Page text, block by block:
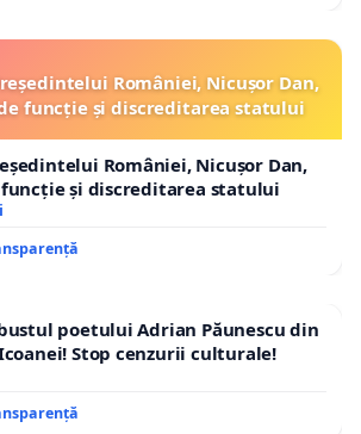
României, Nicușor Dan,
funcție și discreditarea statului
României, Nicușor Dan,
și discreditarea statului
poetului Adrian Păunescu din
Stop cenzurii culturale!